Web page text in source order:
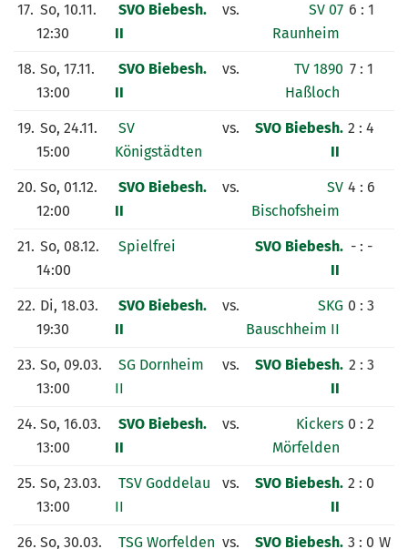
17. So, 10.11.
12:30
SVO Biebesh.
II
vs.
SV 07
Raunheim
6 : 1
18. So, 17.11.
13:00
SVO Biebesh.
II
vs.
TV 1890
Haßloch
7 : 1
19. So, 24.11.
15:00
SV
Königstädten
vs.
SVO Biebesh.
II
2 : 4
20. So, 01.12.
12:00
SVO Biebesh.
II
vs.
SV
Bischofsheim
4 : 6
21. So, 08.12.
14:00
Spielfrei
SVO Biebesh.
II
- : -
22. Di, 18.03.
19:30
SVO Biebesh.
II
vs.
SKG
Bauschheim II
0 : 3
23. So, 09.03.
13:00
SG Dornheim
II
vs.
SVO Biebesh.
II
2 : 3
24. So, 16.03.
13:00
SVO Biebesh.
II
vs.
Kickers
Mörfelden
0 : 2
25. So, 23.03.
13:00
TSV Goddelau
II
vs.
SVO Biebesh.
II
2 : 0
26. So, 30.03. TSG Worfelden vs. SVO Biebesh. 3 : 0 W